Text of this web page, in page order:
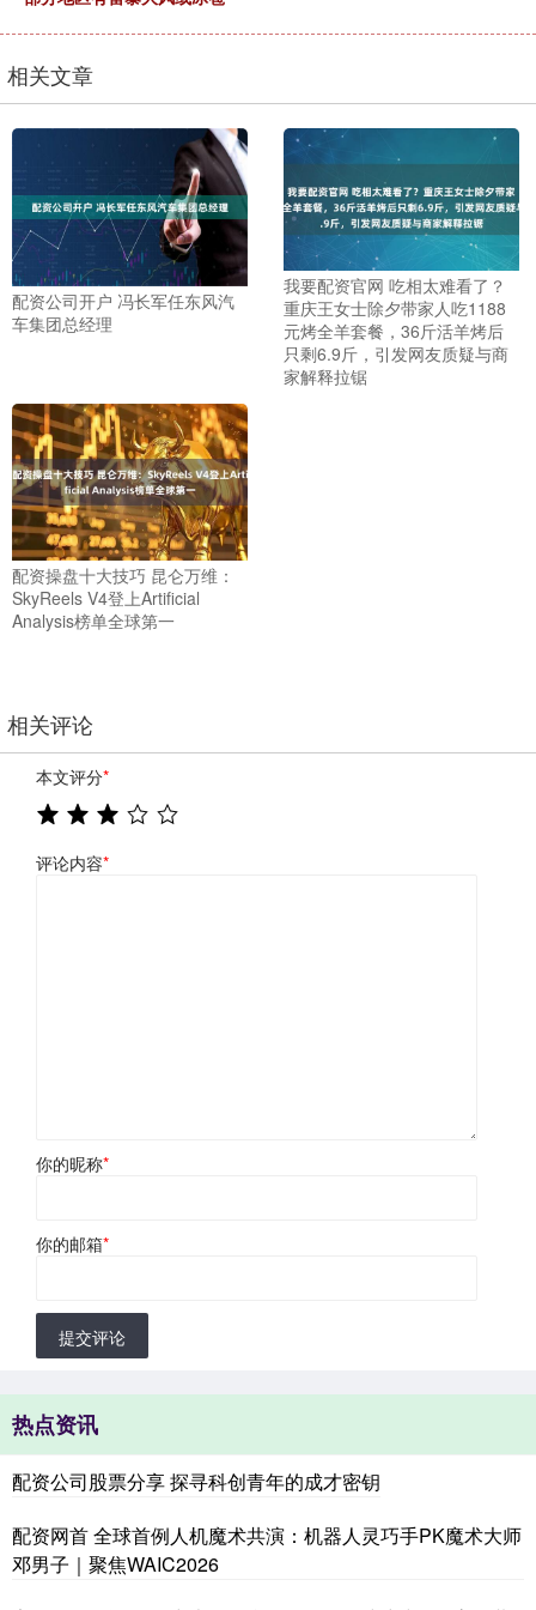
相关文章
配资公司开户 冯长军任东风汽
车集团总经理
我要配资官网 吃相太难看了？
重庆王女士除夕带家人吃1188
元烤全羊套餐，36斤活羊烤后
只剩6.9斤，引发网友质疑与商
家解释拉锯
配资操盘十大技巧 昆仑万维：
SkyReels V4登上Artificial
Analysis榜单全球第一
相关评论
本文评分*
评论内容*
你的昵称*
你的邮箱*
提交评论
热点资讯
配资公司股票分享 探寻科创青年的成才密钥
配资网首 全球首例人机魔术共演：机器人灵巧手PK魔术大师
邓男子｜聚焦WAIC2026